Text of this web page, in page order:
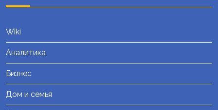
Wiki
Аналитика
Бизнес
Дом и семья